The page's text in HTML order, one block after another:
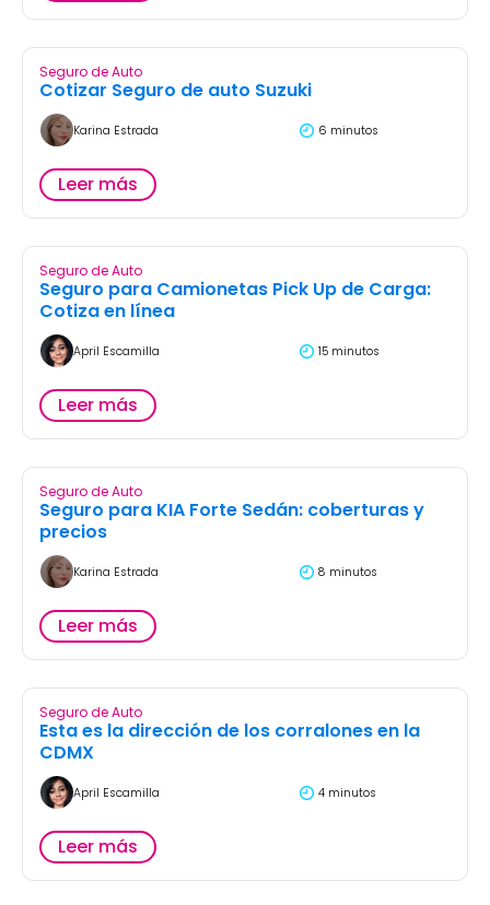
Seguro de Auto
Cotizar Seguro de auto Suzuki
Karina Estrada 6 minutos
Leer más
Seguro de Auto
Seguro para Camionetas Pick Up de Carga:
Cotiza en línea
April Escamilla 15 minutos
Leer más
Seguro de Auto
Seguro para KIA Forte Sedán: coberturas y
precios
Karina Estrada 8 minutos
Leer más
Seguro de Auto
Esta es la dirección de los corralones en la
CDMX
April Escamilla 4 minutos
Leer más